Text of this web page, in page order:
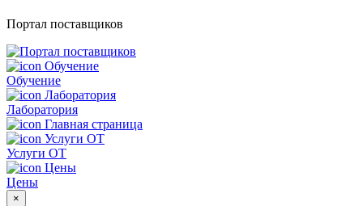
Портал поставщиков
Обучение
Лаборатория
Услуги ОТ
Цены
×